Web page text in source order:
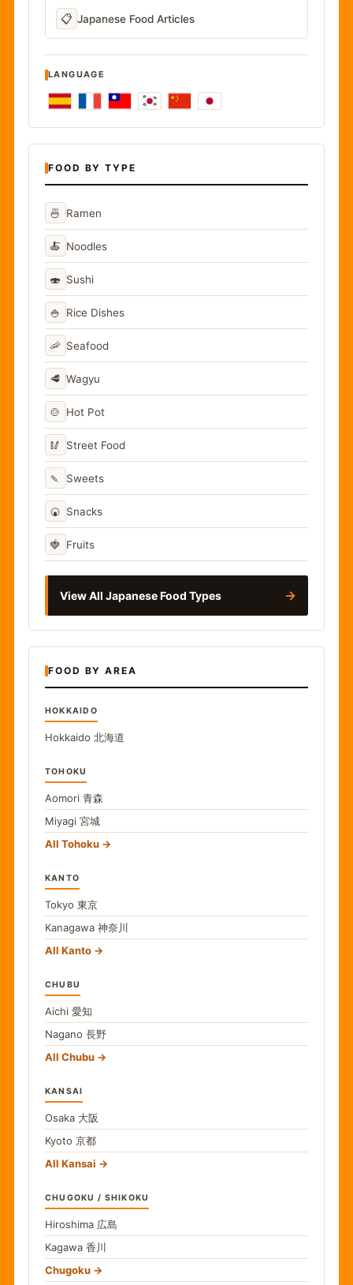
📋 Japanese Food Articles
LANGUAGE
FOOD BY TYPE
🍜 Ramen
🍝 Noodles
🍣 Sushi
🍚 Rice Dishes
🦐 Seafood
🥩 Wagyu
🍲 Hot Pot
🥢 Street Food
🍡 Sweets
🍘 Snacks
🍓 Fruits
View All Japanese Food Types →
FOOD BY AREA
HOKKAIDO
Hokkaido 北海道
TOHOKU
Aomori 青森
Miyagi 宮城
All Tohoku
KANTO
Tokyo 東京
Kanagawa 神奈川
All Kanto
CHUBU
Aichi 愛知
Nagano 長野
All Chubu
KANSAI
Osaka 大阪
Kyoto 京都
All Kansai
CHUGOKU / SHIKOKU
Hiroshima 広島
Kagawa 香川
Chugoku